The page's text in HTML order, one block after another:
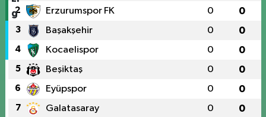
2 Erzurumspor FK 0 0
3 Başakşehir 0 0
4 Kocaelispor 0 0
5 Beşiktaş 0 0
6 Eyüpspor 0 0
7 Galatasaray 0 0